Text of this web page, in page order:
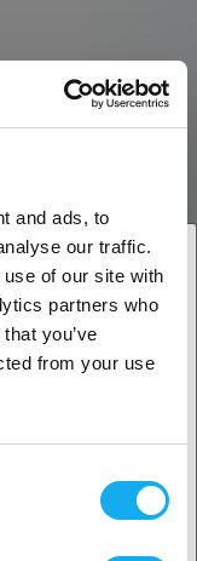
and ads, to
our traffic.
of our site with
partners who
you’ve
from your use
seiner Position
halten die
Leistung
Hotend. Er kann
im
Privatkunde?